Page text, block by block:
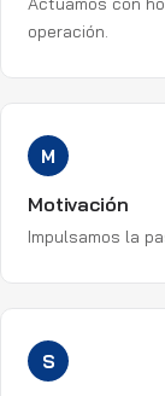
operación.
M
Motivación
Impulsamos la
S